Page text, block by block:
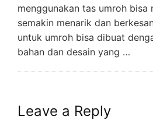
menggunakan tas umroh bisa
semakin menarik dan
untuk umroh bisa dibuat
bahan dan desain yang …
Leave a Reply